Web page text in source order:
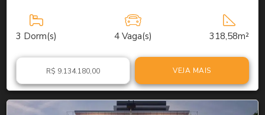
3 Dorm(s) 4 Vaga(s) 318,58m²
R$ 9.134.180,00 VEJA MAIS